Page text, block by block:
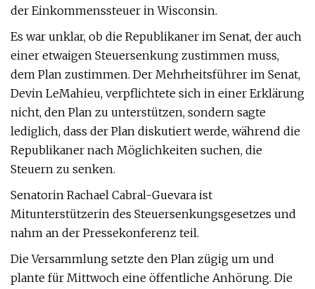
der Einkommenssteuer in Wisconsin.
Es war unklar, ob die Republikaner im Senat, der auch
einer etwaigen Steuersenkung zustimmen muss,
dem Plan zustimmen. Der Mehrheitsführer im Senat,
Devin LeMahieu, verpflichtete sich in einer Erklärung
nicht, den Plan zu unterstützen, sondern sagte
lediglich, dass der Plan diskutiert werde, während die
Republikaner nach Möglichkeiten suchen, die
Steuern zu senken.
Senatorin Rachael Cabral-Guevara ist
Mitunterstützerin des Steuersenkungsgesetzes und
nahm an der Pressekonferenz teil.
Die Versammlung setzte den Plan zügig um und
plante für Mittwoch eine öffentliche Anhörung. Die